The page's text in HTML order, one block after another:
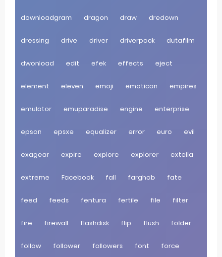
downloadgram dragon draw dredown
dressing drive driver driverpack dutafilm
dwonload edit efek effects eject
element eleven emoji emoticon empires
emulator emuparadise engine enterprise
epson epsxe equalizer error euro evil
exagear expire explore explorer extella
extreme Facebook fall farghob fate
feed feeds fentura fertile file filter
fire firewall flashdisk flip flush folder
follow follower followers font force